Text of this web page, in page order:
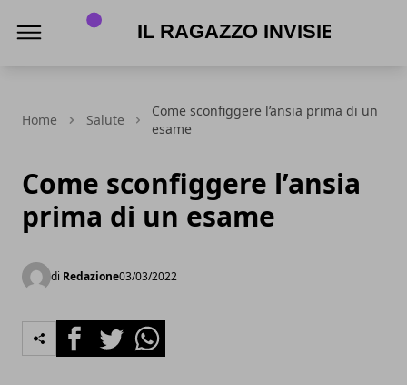
Home Salute
Come sconfiggere l’ansia prima di un
esame
Come sconfiggere l’ansia
prima di un esame
di Redazione03/03/2022
FacebookTwitterWhatsapp